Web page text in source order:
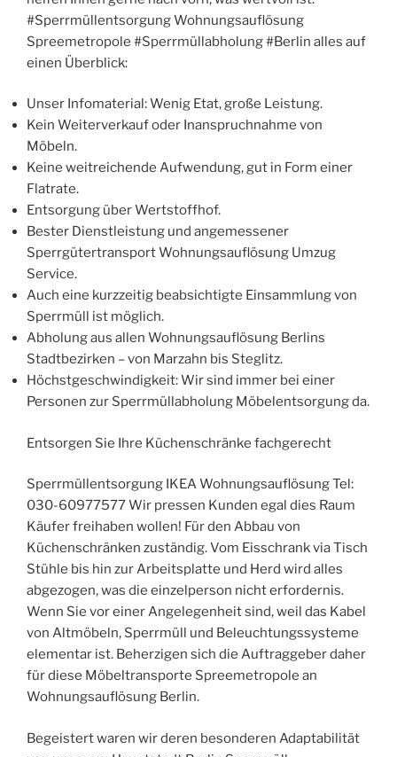
#Sperrmüllentsorgung Wohnungsauflösung
Spreemetropole #Sperrmüllabholung #Berlin alles auf
einen Überblick:
Unser Infomaterial: Wenig Etat, große Leistung.
Kein Weiterverkauf oder Inanspruchnahme von
Möbeln.
Keine weitreichende Aufwendung, gut in Form einer
Flatrate.
Entsorgung über Wertstoffhof.
Bester Dienstleistung und angemessener
Sperrgütertransport Wohnungsauflösung Umzug
Service.
Auch eine kurzzeitig beabsichtigte Einsammlung von
Sperrmüll ist möglich.
Abholung aus allen Wohnungsauflösung Berlins
Stadtbezirken – von Marzahn bis Steglitz.
Höchstgeschwindigkeit: Wir sind immer bei einer
Personen zur Sperrmüllabholung Möbelentsorgung da.
Entsorgen Sie Ihre Küchenschränke fachgerecht
Sperrmüllentsorgung IKEA Wohnungsauflösung Tel:
030-60977577 Wir pressen Kunden egal dies Raum
Käufer freihaben wollen! Für den Abbau von
Küchenschränken zuständig. Vom Eisschrank via Tisch
Stühle bis hin zur Arbeitsplatte und Herd wird alles
abgezogen, was die einzelperson nicht erfordernis.
Wenn Sie vor einer Angelegenheit sind, weil das Kabel
von Altmöbeln, Sperrmüll und Beleuchtungssysteme
elementar ist. Beherzigen sich die Auftraggeber daher
für diese Möbeltransporte Spreemetropole an
Wohnungsauflösung Berlin.
Begeistert waren wir deren besonderen Adaptabilität